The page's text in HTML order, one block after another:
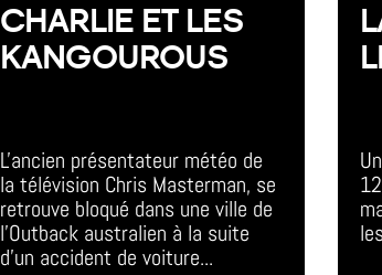
CHARLIE ET LES
KANGOUROUS
L'ancien présentateur météo de
la télévision Chris Masterman, se
retrouve bloqué dans une ville de
l'Outback australien à la suite
d'un accident de voiture...